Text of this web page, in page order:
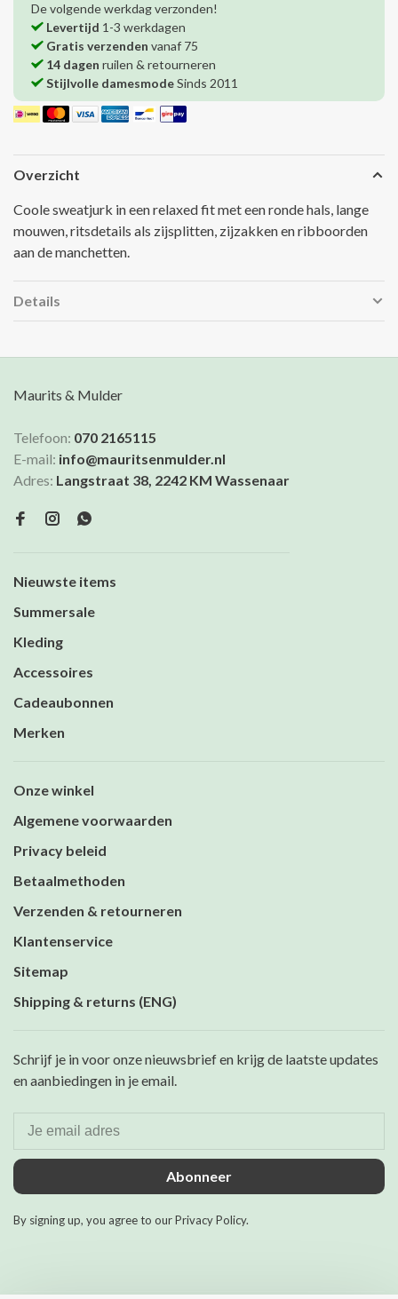
De volgende werkdag verzonden!
Levertijd 1-3 werkdagen
Gratis verzenden vanaf 75
14 dagen ruilen & retourneren
Stijlvolle damesmodeSinds 2011
Overzicht
Coole sweatjurk in een relaxed fit met een ronde hals, lange
mouwen, ritsdetails als zijsplitten, zijzakken en ribboorden
aan de manchetten.
Details
Maurits & Mulder
Telefoon: 070 2165115
E-mail: info@mauritsenmulder.nl
Adres: Langstraat 38, 2242 KM Wassenaar
Nieuwste items
Summersale
Kleding
Accessoires
Cadeaubonnen
Merken
Onze winkel
Algemene voorwaarden
Privacy beleid
Betaalmethoden
Verzenden & retourneren
Klantenservice
Sitemap
Shipping & returns (ENG)
Schrijf je in voor onze nieuwsbrief en krijg de laatste updates
en aanbiedingen in je email.
Abonneer
By signing up, you agree to our Privacy Policy.